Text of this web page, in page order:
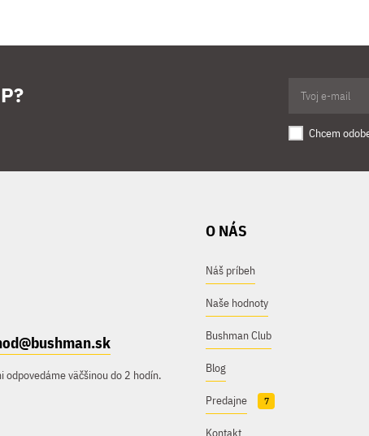
Chcem
odpovedáme väčšinou do 2 hodín.
O NÁS
Náš príbeh
Naše hodnoty
Bushman Club
Blog
Predajne 7
Kontakt